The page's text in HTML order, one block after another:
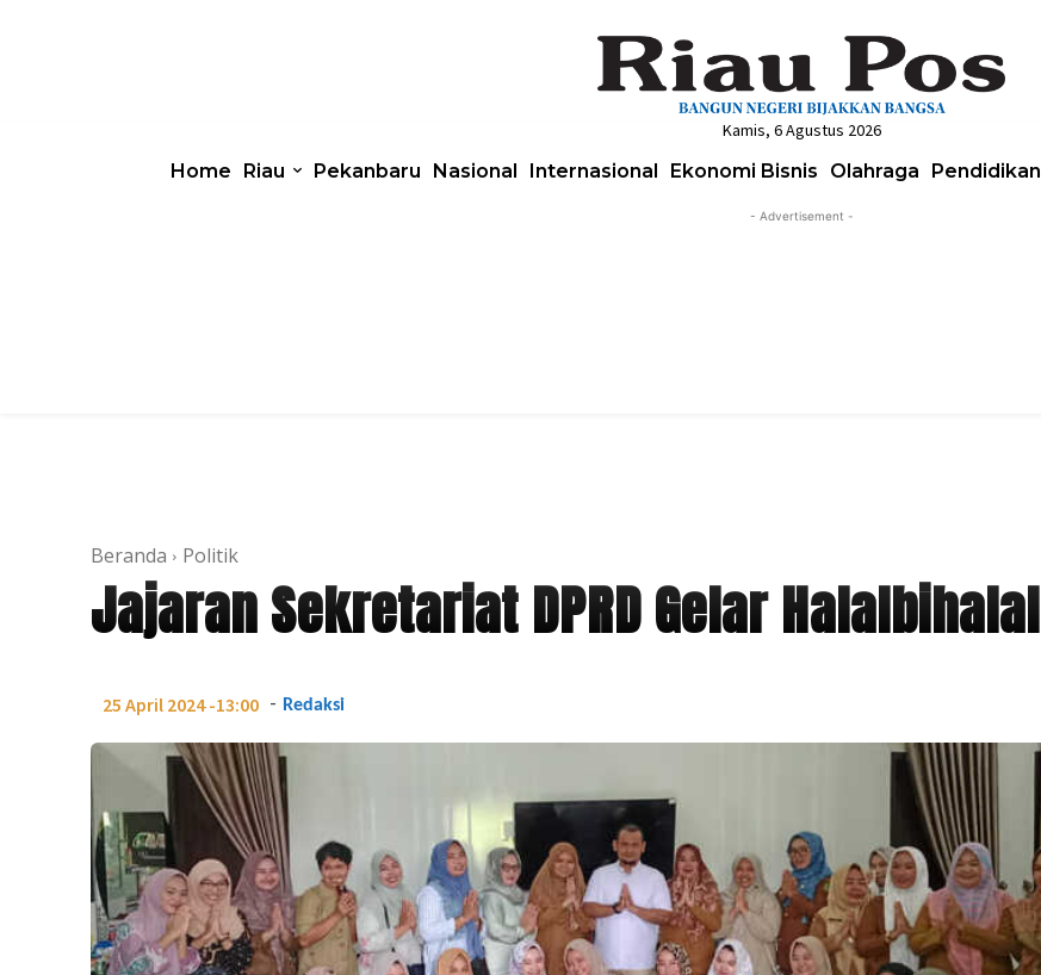
Kamis, 6 Agustus 2026
Home Riau Pekanbaru Nasional Internasional Ekonomi Bisnis Olahraga Pendidikan
- Advertisement -
Beranda Politik
Jajaran Sekretariat DPRD Gelar Halalbihalal
25 April 2024 -13:00 - Redaksi